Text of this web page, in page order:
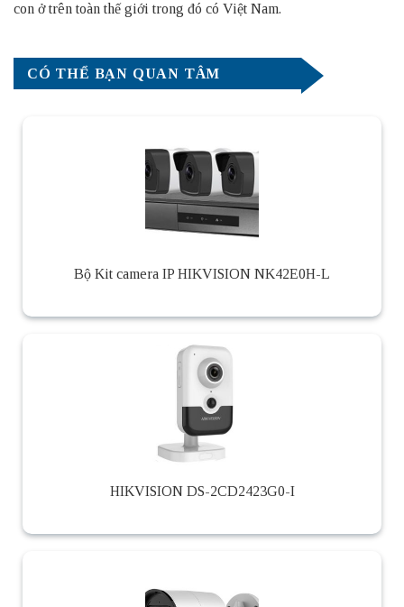
con ở trên toàn thế giới trong đó có Việt Nam.
CÓ THỂ BẠN QUAN TÂM
Bộ Kit camera IP HIKVISION NK42E0H-L
HIKVISION DS-2CD2423G0-I